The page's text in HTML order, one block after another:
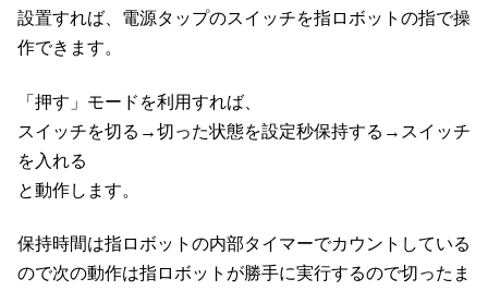
設置すれば、電源タップのスイッチを指ロボットの指で操
作できます。
「押す」モードを利用すれば、
スイッチを切る→切った状態を設定秒保持する→スイッチ
を入れる
と動作します。
保持時間は指ロボットの内部タイマーでカウントしている
ので次の動作は指ロボットが勝手に実行するので切ったま